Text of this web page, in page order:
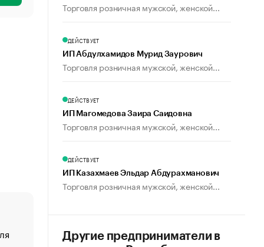
«От спорта тело стареет иначе». Как живет глава
Торговля розничная мужской, женской...
ДЕЙСТВУЕТ
ИП Абдулхамидов Мурид Заурович
Торговля розничная мужской, женской...
ДЕЙСТВУЕТ
ИП Магомедова Заира Саидовна
Торговля розничная мужской, женской...
ДЕЙСТВУЕТ
ИП Казахмаев Эльдар Абдурахманович
Торговля розничная мужской, женской...
Другие предприниматели в